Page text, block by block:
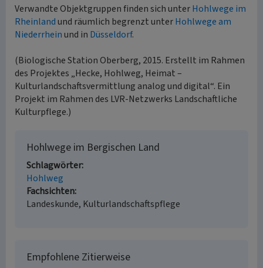
Verwandte Objektgruppen finden sich unterHohlwege im
Rheinlandund räumlich begrenzt unterHohlwege am
Niederrheinund in Düsseldorf.
(Biologische Station Oberberg, 2015. Erstellt im Rahmen
des Projektes „Hecke, Hohlweg, Heimat –
Kulturlandschaftsvermittlung analog und digital“. Ein
Projekt im Rahmen des LVR-Netzwerks Landschaftliche
Kulturpflege.)
Hohlwege im Bergischen Land
Schlagwörter
Hohlweg
Fachsichten
Landeskunde, Kulturlandschaftspflege
Empfohlene Zitierweise